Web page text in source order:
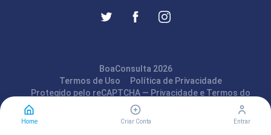
BoaConsulta 2026
Termos de Uso
Política de Privacidade
Protegido pelo reCAPTCHA — Privacidadee Termos do
Google
Home Criar Conta Entrar